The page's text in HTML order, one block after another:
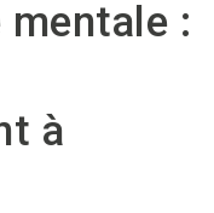
mentale :
à